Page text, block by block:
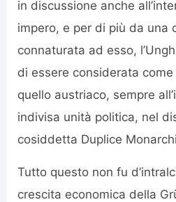
in discussione anche
impero, e per di più da una
connaturata ad esso,
di essere considerata
quello austriaco, sempre
indivisa unità politica, nel
cosiddetta Duplice
Tutto questo non fu
crescita economica della